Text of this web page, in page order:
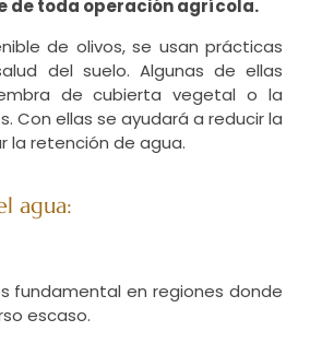
de toda operación agrícola.
de olivos, se usan prácticas
del suelo. Algunas de ellas
de cubierta vegetal o la
Con ellas se ayudará a reducir la
la retención de agua.
agua:
fundamental en regiones donde
escaso.